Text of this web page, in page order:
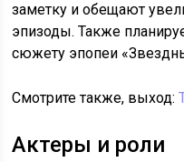
заметку и обещают
эпизоды. Также
сюжету эпопеи
Смотрите также, выход:
Актеры и роли